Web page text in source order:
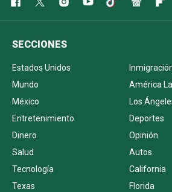
SECCIONES
Estados Unidos
Mundo
América
México
Los
Entretenimiento
Deportes
Dinero
Opinión
Salud
Autos
Tecnología
California
Texas
Florida